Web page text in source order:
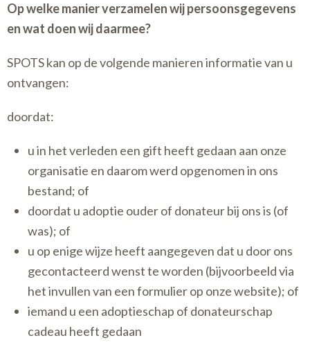
Op welke manier verzamelen wij persoonsgegevens
en wat doen wij daarmee?
SPOTS kan op de volgende manieren informatie van u
ontvangen:
doordat:
u in het verleden een gift heeft gedaan aan onze
organisatie en daarom werd opgenomen in ons
bestand; of
doordat u adoptie ouder of donateur bij ons is (of
was); of
u op enige wijze heeft aangegeven dat u door ons
gecontacteerd wenst te worden (bijvoorbeeld via
het invullen van een formulier op onze website); of
iemand u een adoptieschap of donateurschap
cadeau heeft gedaan